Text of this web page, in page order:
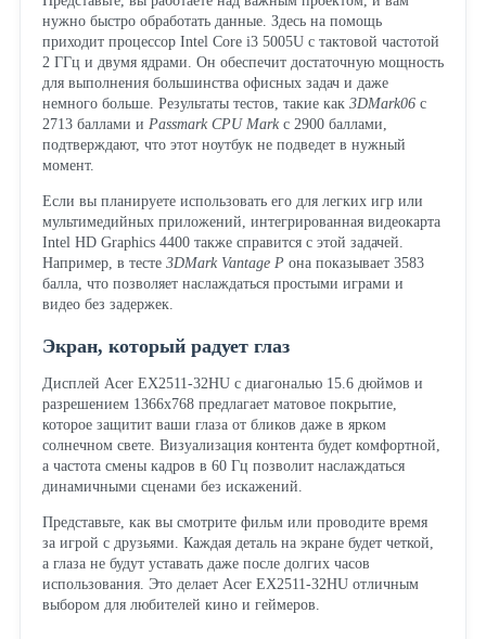
нужно быстро обработать данные. Здесь на помощь
приходит процессор Intel Core i3 5005U с тактовой частотой
2 ГГц и двумя ядрами. Он обеспечит достаточную мощность
для выполнения большинства офисных задач и даже
немного больше. Результаты тестов, такие как 3DMark06с
2713 баллами и Passmark CPU Markс 2900 баллами,
подтверждают, что этот ноутбук не подведет в нужный
момент.
Если вы планируете использовать его для легких игр или
мультимедийных приложений, интегрированная видеокарта
Intel HD Graphics 4400 также справится с этой задачей.
Например, в тесте 3DMark Vantage Pона показывает 3583
балла, что позволяет наслаждаться простыми играми и
видео без задержек.
Экран, который радует глаз
Дисплей Acer EX2511-32HU с диагональю 15.6 дюймов и
разрешением 1366x768 предлагает матовое покрытие,
которое защитит ваши глаза от бликов даже в ярком
солнечном свете. Визуализация контента будет комфортной,
а частота смены кадров в 60 Гц позволит наслаждаться
динамичными сценами без искажений.
Представьте, как вы смотрите фильм или проводите время
за игрой с друзьями. Каждая деталь на экране будет четкой,
а глаза не будут уставать даже после долгих часов
использования. Это делает Acer EX2511-32HU отличным
выбором для любителей кино и геймеров.